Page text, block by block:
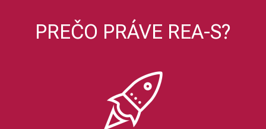
PREČO PRÁVE REA-S?